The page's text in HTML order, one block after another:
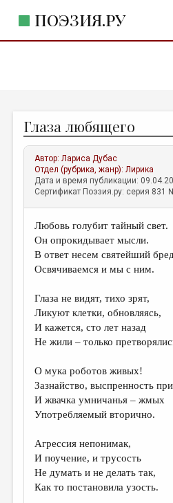
ПОЭЗИЯ.РУ
ЖАНРЫ
АВТОРЫ
КОММЕНТАРИИ
ЛИТСАЛОН
НОВОСТИ
ПРАВИЛА САЙТА
ИЗБРАННОЕ
ДАЙДЖЕСТ
ПЕРЕВОДЫ
КОНКУРСЫ
КНИЖНАЯ ПОЛКА
ОБЗОР ЛИТЕРАТУРЫ
Глаза любящего
Автор:Лариса Дубас
Отдел (рубрика, жанр):Лирика
Дата и время публикации:
Сертификат Поэзия.ру: серия 831
Любовь голубит тайный свет.
Он опрокидывает мысли.
В ответ несем святейший
Освячиваемся и мы с ним.
Глаза не видят, тихо зрят,
Ликуют клетки, обновляясь,
И кажется, сто лет назад
Не жили – только
О мука роботов живых!
Зазнайство, выспренность
И жвачка умничанья – жмых
Употребляемый вторично.
Агрессия непонимак,
И поучение, и трусость
Не думать и не делать так,
Как то постановила узость.